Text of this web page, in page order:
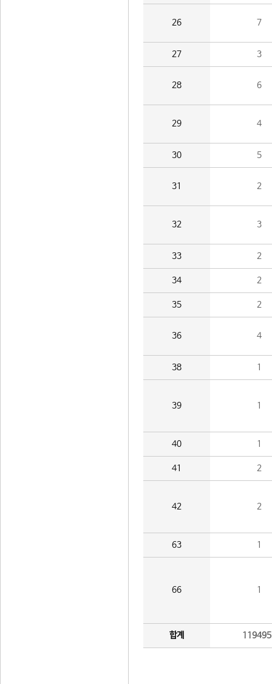
26 7
27 3
28 6
29 4
30 5
31 2
32 3
33 2
34 2
35 2
36 4
38 1
39 1
40 1
41 2
42 2
63 1
66 1
합계